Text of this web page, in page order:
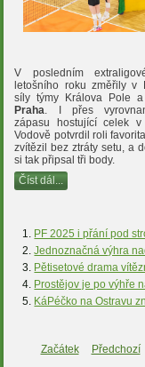
V posledním
letošního roku změřily v
síly týmy Králova Pole a
Praha. I přes
zápasu hostující celek
Vodově potvrdil roli
zvítězil bez ztráty setu, a
si tak připsal tři body.
Číst dál...
PF 2025 i přání pod
Jednoznačná výhra
Pětisetové drama
Prostějov je po výhře
KáPéčko na Ostravu
Začátek
Předchozí